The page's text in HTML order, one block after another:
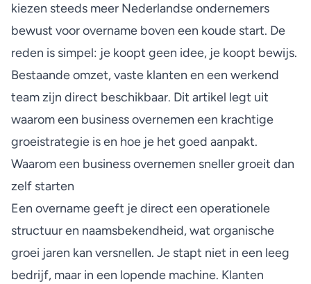
kiezen steeds meer Nederlandse ondernemers
bewust voor overname boven een koude start. De
reden is simpel: je koopt geen idee, je koopt bewijs.
Bestaande omzet, vaste klanten en een werkend
team zijn direct beschikbaar. Dit artikel legt uit
waarom een business overnemen een krachtige
groeistrategie is en hoe je het goed aanpakt.
Waarom een business overnemen sneller groeit dan
zelf starten
Een overname geeft jedirect een operationele
structuuren naamsbekendheid, wat organische
groei jaren kan versnellen. Je stapt niet in een leeg
bedrijf, maar in een lopende machine. Klanten